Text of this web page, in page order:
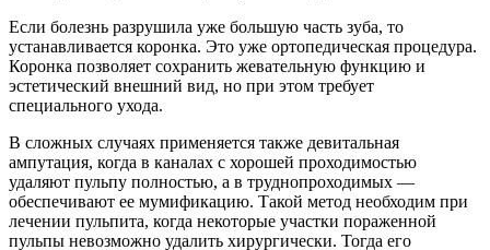
Если болезнь разрушила уже большую часть зуба, то
устанавливается коронка. Это уже ортопедическая процедура.
Коронка позволяет сохранить жевательную функцию и
эстетический внешний вид, но при этом требует
специального ухода.
В сложных случаях применяется также девитальная
ампутация, когда в каналах с хорошей проходимостью
удаляют пульпу полностью, а в труднопроходимых —
обеспечивают ее мумификацию. Такой метод необходим при
лечении пульпита, когда некоторые участки пораженной
пульпы невозможно удалить хирургически. Тогда его